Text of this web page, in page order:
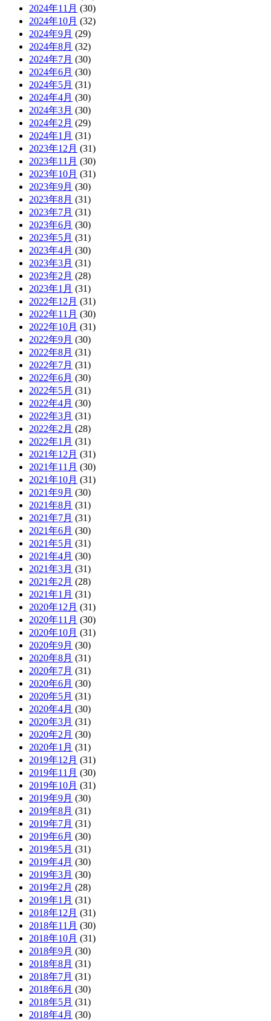
2024年11月 (30)
2024年10月 (32)
2024年9月 (29)
2024年8月 (32)
2024年7月 (30)
2024年6月 (30)
2024年5月 (31)
2024年4月 (30)
2024年3月 (30)
2024年2月 (29)
2024年1月 (31)
2023年12月 (31)
2023年11月 (30)
2023年10月 (31)
2023年9月 (30)
2023年8月 (31)
2023年7月 (31)
2023年6月 (30)
2023年5月 (31)
2023年4月 (30)
2023年3月 (31)
2023年2月 (28)
2023年1月 (31)
2022年12月 (31)
2022年11月 (30)
2022年10月 (31)
2022年9月 (30)
2022年8月 (31)
2022年7月 (31)
2022年6月 (30)
2022年5月 (31)
2022年4月 (30)
2022年3月 (31)
2022年2月 (28)
2022年1月 (31)
2021年12月 (31)
2021年11月 (30)
2021年10月 (31)
2021年9月 (30)
2021年8月 (31)
2021年7月 (31)
2021年6月 (30)
2021年5月 (31)
2021年4月 (30)
2021年3月 (31)
2021年2月 (28)
2021年1月 (31)
2020年12月 (31)
2020年11月 (30)
2020年10月 (31)
2020年9月 (30)
2020年8月 (31)
2020年7月 (31)
2020年6月 (30)
2020年5月 (31)
2020年4月 (30)
2020年3月 (31)
2020年2月 (30)
2020年1月 (31)
2019年12月 (31)
2019年11月 (30)
2019年10月 (31)
2019年9月 (30)
2019年8月 (31)
2019年7月 (31)
2019年6月 (30)
2019年5月 (31)
2019年4月 (30)
2019年3月 (30)
2019年2月 (28)
2019年1月 (31)
2018年12月 (31)
2018年11月 (30)
2018年10月 (31)
2018年9月 (30)
2018年8月 (31)
2018年7月 (31)
2018年6月 (30)
2018年5月 (31)
2018年4月 (30)